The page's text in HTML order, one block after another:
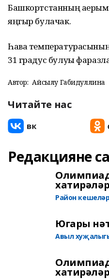
Башкортстанның
яңгыр булачак.
Һава
31 градус булуы
Автор: Айсылу Габидуллина
Читайте нас
Редакцияне
хатирәләр
Район
Югары
Авыл
хатирәләр